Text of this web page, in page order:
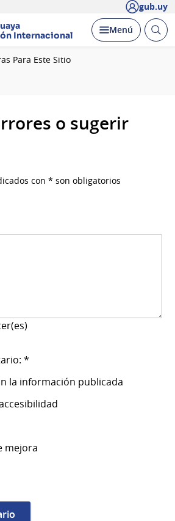
gub.uy
Internacional
Desplegar
Menú Abrir
Para Este Sitio
o sugerir
con * son obligatorios
*
la información publicada
mejora